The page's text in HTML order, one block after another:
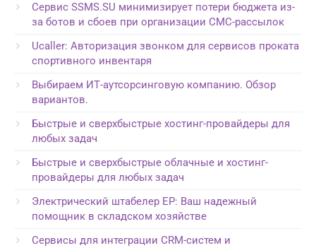
Сервис SSMS.SU минимизирует потери бюджета из-
за ботов и сбоев при организации СМС-рассылок
Ucaller: Авторизация звонком для сервисов проката
спортивного инвентаря
Выбираем ИТ-аутсорсинговую компанию. Обзор
вариантов.
Быстрые и сверхбыстрые хостинг-провайдеры для
любых задач
Быстрые и сверхбыстрые облачные и хостинг-
провайдеры для любых задач
Электрический штабелер EP: Ваш надежный
помощник в складском хозяйстве
Сервисы для интеграции CRM-систем и